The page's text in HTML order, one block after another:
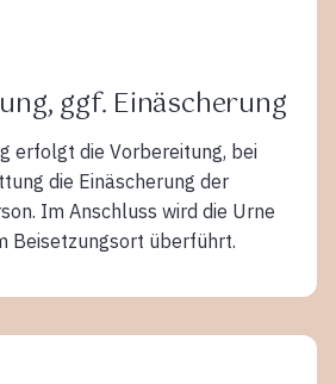
ggf. Einäscherung
erfolgt die Vorbereitung, bei
die Einäscherung der
Im Anschluss wird die Urne
Beisetzungsort überführt.